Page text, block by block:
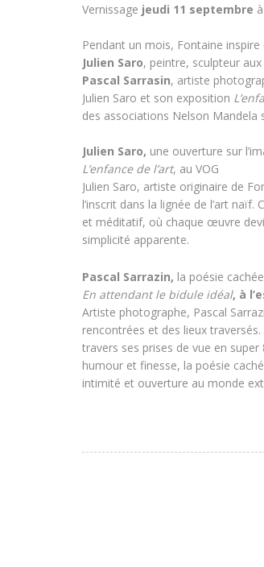
Vernissage jeudi 11 septembre
Pendant un mois, Fontaine
Julien Saro, peintre, sculpteur
Pascal Sarrasin, artiste
Julien Saro et son exposition
des associations Nelson Mandela
Julien Saro, une ouverture sur
L’enfance de l’art, au VOG
Julien Saro, artiste originaire de
l’inscrit dans la lignée de l’art
et méditatif, où chaque œuvre
simplicité apparente.
Pascal Sarrazin, la poésie
En attendant le bidule idéal, à
Artiste photographe, Pascal
rencontrées et des lieux
travers ses prises de vue en
humour et finesse, la poésie
intimité et ouverture au monde